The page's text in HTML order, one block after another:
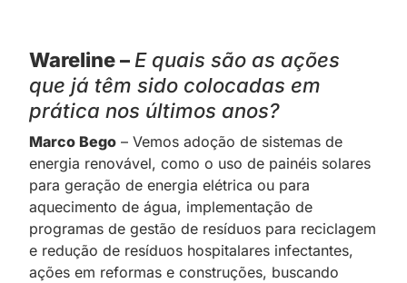
Wareline – E quais são as ações
que já têm sido colocadas em
prática nos últimos anos?
Marco Bego – Vemos adoção de sistemas de
energia renovável, como o uso de painéis solares
para geração de energia elétrica ou para
aquecimento de água, implementação de
programas de gestão de resíduos para reciclagem
e redução de resíduos hospitalares infectantes,
ações em reformas e construções, buscando